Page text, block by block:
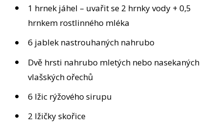
1 hrnek jáhel – uvařit se 2 hrnky vody + 0,5
hrnkem rostlinného mléka
6 jablek nastrouhaných nahrubo
Dvě hrsti nahrubo mletých nebo nasekaných
vlašských ořechů
6 lžic rýžového sirupu
2 lžičky skořice